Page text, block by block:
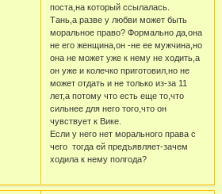
поста,на который ссылалась.
Тань,а разве у любви может быть
моральное право? Формально да,она
не его женщина,он -не ее мужчина,но
она не может уже к нему не ходить,а
он уже и колечко приготовил,но не
может отдать и не только из-за 11
лет,а потому что есть еще то,что
сильнее для него того,что он
чувствует к Вике.
Если у него нет морального права с
чего тогда ей предъявляет-зачем
ходила к нему полгода?